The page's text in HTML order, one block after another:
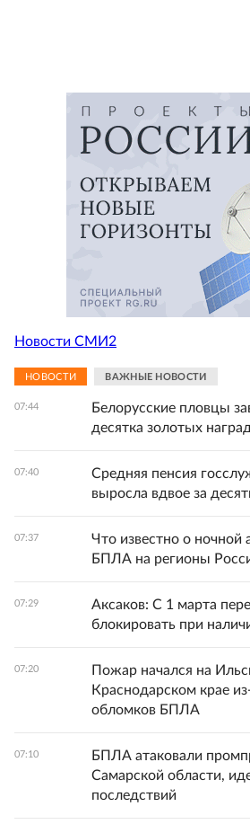
Новости СМИ2
НОВОСТИ ВАЖНЫЕ НОВОСТИ
07:44
Белорусские пловцы
десятка золотых
07:40
Средняя пенсия
выросла вдвое за
07:37
Что известно о ночной
БПЛА на регионы
07:29
Аксаков: С 1 марта
блокировать при
07:20
Пожар начался на
Краснодарском крае
обломков БПЛА
07:10
БПЛА атаковали
Самарской области,
последствий